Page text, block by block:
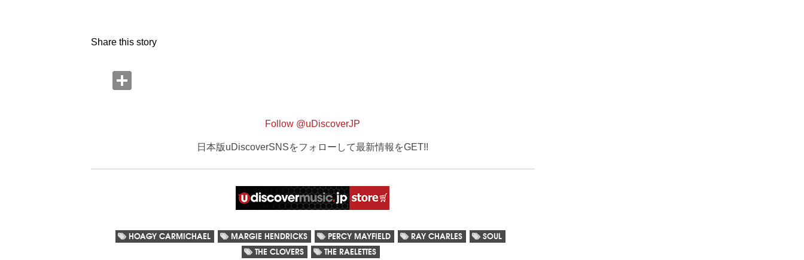
Share this story
Follow @uDiscoverJP
日本版uDiscoverSNSをフォローして最新情報をGET!!
HOAGY CARMICHAEL MARGIE HENDRICKS PERCY MAYFIELD RAY CHARLES
SOUL
THE CLOVERS
THE RAELETTES